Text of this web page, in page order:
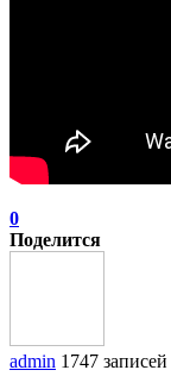
0
Поделится
admin 1747 записей